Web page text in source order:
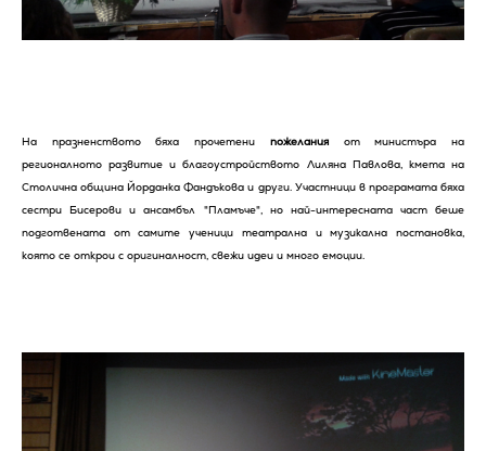
На празненството бяха прочетени пожелания от министъра на
регионалното развитие и благоустройството Лиляна Павлова, кмета на
Столична община Йорданка Фандъкова и други. Участници в програмата бяха
сестри Бисерови и ансамбъл "Пламъче", но най-интересната част беше
подготвената от самите ученици театрална и музикална постановка,
която се открои с оригиналност, свежи идеи и много емоции.